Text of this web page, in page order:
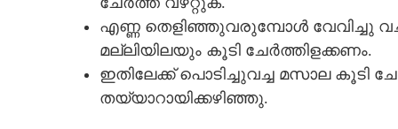
എണ്ണ തെളിഞ്ഞുവരുമ്പോൾ വേവിച്ചു
മല്ലിയിലയും കൂടി ചേർത്തിളക്കണം.
ഇതിലേക്ക് പൊടിച്ചുവച്ച മസാല കൂടി
തയ്യാറായിക്കഴിഞ്ഞു.
ഇത്
ചോറിനൊപ്പം
ചിക്കൻ